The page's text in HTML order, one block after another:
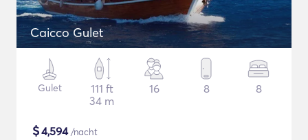
Caicco Gulet
Gulet
111 ft
34 m
16 8 8
$4,594/nacht